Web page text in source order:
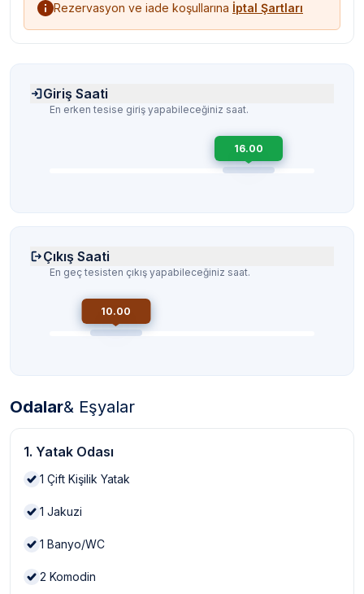
Rezervasyon ve iade koşullarına İptal Şartları
Giriş Saati
En erken tesise giriş yapabileceğiniz saat.
16.00
Çıkış Saati
En geç tesisten çıkış yapabileceğiniz saat.
10.00
Odalar& Eşyalar
1. Yatak Odası
1 Çift Kişilik Yatak
1 Jakuzi
1 Banyo/WC
2 Komodin